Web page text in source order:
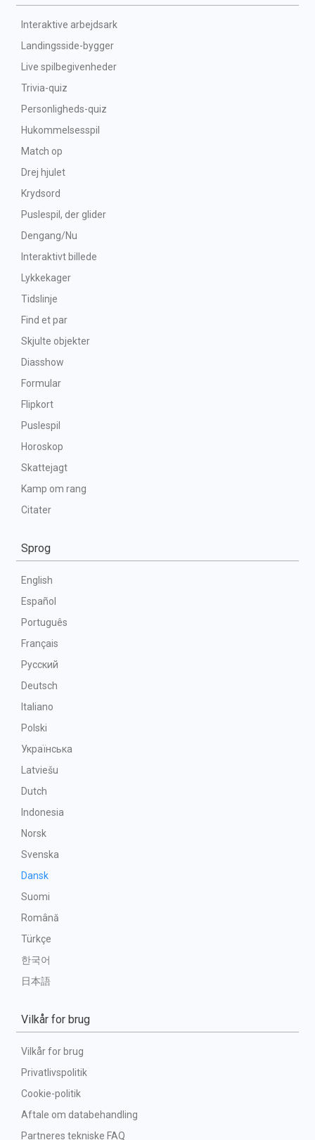
Interaktive arbejdsark
Landingsside-bygger
Live spilbegivenheder
Trivia-quiz
Personligheds-quiz
Hukommelsesspil
Match op
Drej hjulet
Krydsord
Puslespil, der glider
Dengang/Nu
Interaktivt billede
Lykkekager
Tidslinje
Find et par
Skjulte objekter
Diasshow
Formular
Flipkort
Puslespil
Horoskop
Skattejagt
Kamp om rang
Citater
Sprog
English
Español
Português
Français
Русский
Deutsch
Italiano
Polski
Українська
Latviešu
Dutch
Indonesia
Norsk
Svenska
Dansk
Suomi
Română
Türkçe
한국어
日本語
Vilkår for brug
Vilkår for brug
Privatlivspolitik
Cookie-politik
Aftale om databehandling
Partneres tekniske FAQ